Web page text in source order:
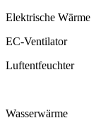
Elektrische Wärme
EC-Ventilator
Luftentfeuchter
Wasserwärme